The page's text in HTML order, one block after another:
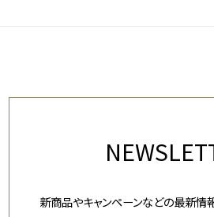
新商品やキャンペーンなどの最新情